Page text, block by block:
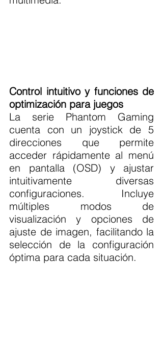
Control intuitivo y funciones de
optimización para juegos
La serie Phantom Gaming
cuenta con un joystick de 5
direcciones que permite
acceder rápidamente al menú
en pantalla (OSD) y ajustar
intuitivamente diversas
configuraciones. Incluye
múltiples modos de
visualización y opciones de
ajuste de imagen, facilitando la
selección de la configuración
óptima para cada situación.